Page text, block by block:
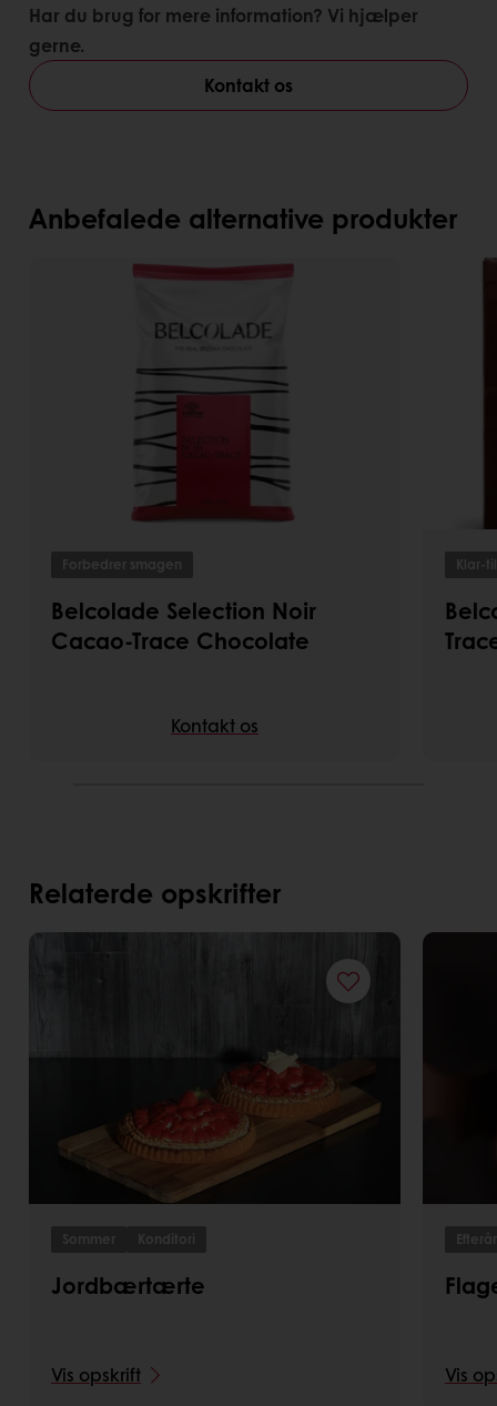
Har du brug for mere information? Vi hjælper
gerne.
Kontakt os
Anbefalede alternative produkter
Forbedrer smagen
Belcolade Selection Noir
Cacao-Trace Chocolate
Kontakt os
Klar-
Relaterde opskrifter
Sommer Konditori
Jordbærtærte
Vis opskrift
Efterår
Vis